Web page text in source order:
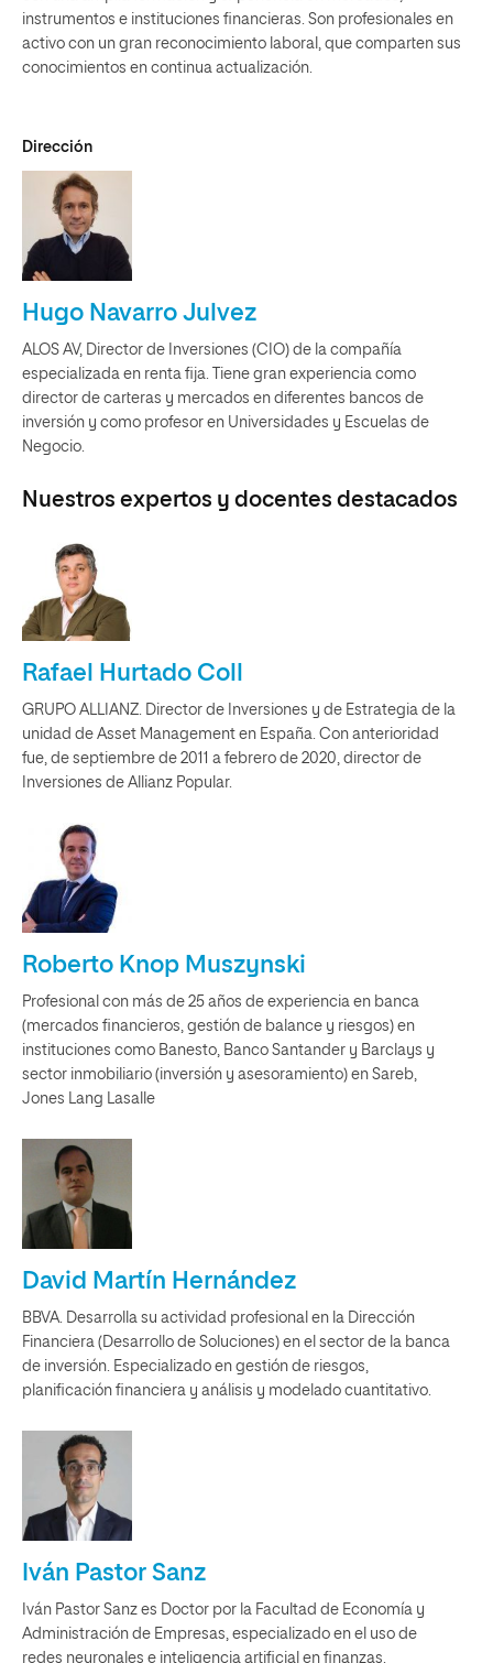
instrumentos e instituciones financieras. Son profesionales en
activo con un gran reconocimiento laboral, que comparten sus
conocimientos en continua actualización.
Dirección
Hugo Navarro Julvez
ALOS AV, Director de Inversiones (CIO) de la compañía
especializada en renta fija. Tiene gran experiencia como
director de carteras y mercados en diferentes bancos de
inversión y como profesor en Universidades y Escuelas de
Negocio.
Nuestros expertos y docentes destacados
Rafael Hurtado Coll
GRUPO ALLIANZ. Director de Inversiones y de Estrategia de la
unidad de Asset Management en España. Con anterioridad
fue, de septiembre de 2011 a febrero de 2020, director de
Inversiones de Allianz Popular.
Roberto Knop Muszynski
Profesional con más de 25 años de experiencia en banca
(mercados financieros, gestión de balance y riesgos) en
instituciones como Banesto, Banco Santander y Barclays y
sector inmobiliario (inversión y asesoramiento) en Sareb,
Jones Lang Lasalle
David Martín Hernández
BBVA. Desarrolla su actividad profesional en la Dirección
Financiera (Desarrollo de Soluciones) en el sector de la banca
de inversión. Especializado en gestión de riesgos,
planificación financiera y análisis y modelado cuantitativo.
Iván Pastor Sanz
Iván Pastor Sanz es Doctor por la Facultad de Economía y
Administración de Empresas, especializado en el uso de
redes neuronales e inteligencia artificial en finanzas.